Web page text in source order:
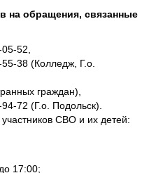
на обращения, связанные
52,
38 (Колледж, Г.о.
граждан),
72 (Г.о. Подольск).
СВО и их детей:
17:00;